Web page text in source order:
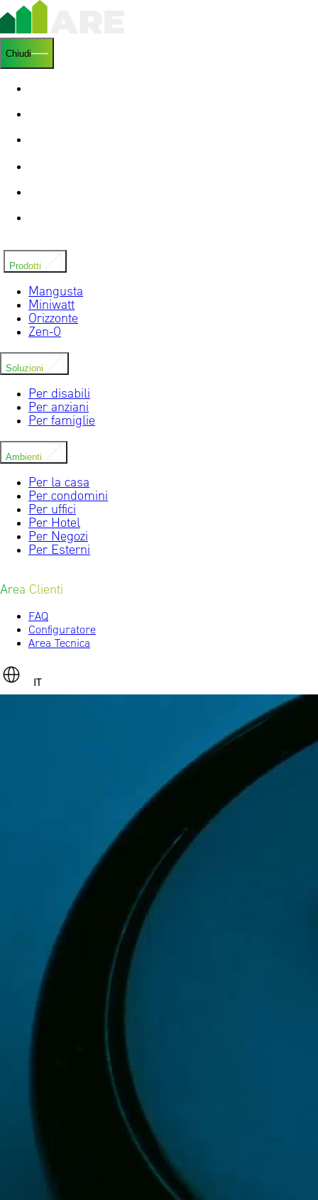
Chiudi
Prodotti
Mangusta
Miniwatt
Orizzonte
Zen-0
Soluzioni
Per disabili
Per anziani
Per famiglie
Ambienti
Per la casa
Per condomini
Per uffici
Per Hotel
Per Negozi
Per Esterni
Area Clienti
FAQ
Configuratore
Area Tecnica